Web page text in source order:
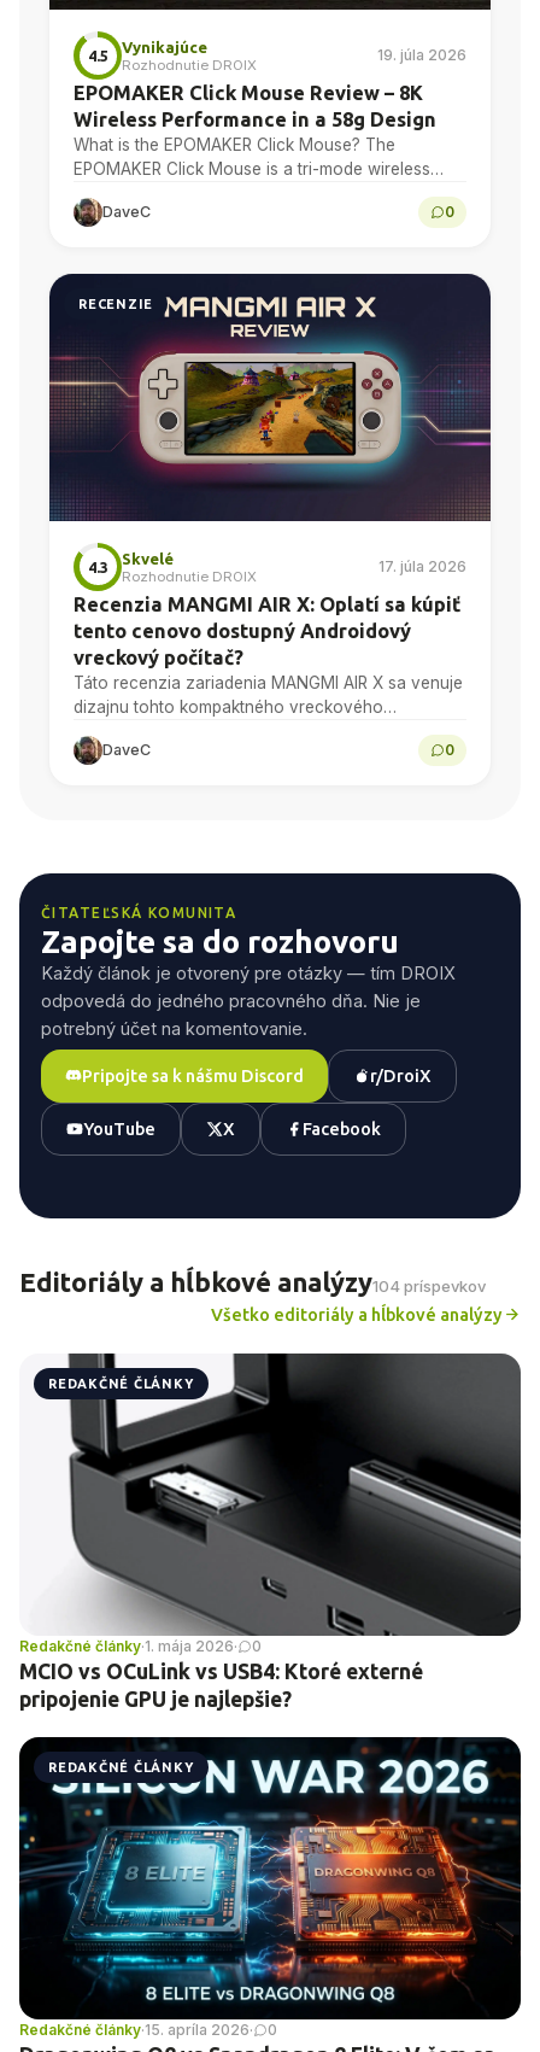
4.5
Vynikajúce
Rozhodnutie DROIX
19. júla 2026
EPOMAKER Click Mouse Review – 8K
Wireless Performance in a 58g Design
What is the EPOMAKER Click Mouse? The
EPOMAKER Click Mouse is a tri-mode wireless
gaming mouse with a PAW3950 optical sensor, a
58g chassis,...
DaveC 0
RECENZIE
4.3
Skvelé
Rozhodnutie DROIX
17. júla 2026
Recenzia MANGMI AIR X: Oplatí sa kúpiť
tento cenovo dostupný Androidový
vreckový počítač?
Táto recenzia zariadenia MANGMI AIR X sa venuje
dizajnu tohto kompaktného vreckového
zariadenia s operačným systémom Android, 5,5-
palcovému displeju s rozlíšením 1080p, výkonu
DaveC 0
ČITATEĽSKÁ KOMUNITA
Zapojte sa do rozhovoru
Každý článok je otvorený pre otázky — tím DROIX
odpovedá do jedného pracovného dňa. Nie je
potrebný účet na komentovanie.
Pripojte sa k nášmu Discord r/DroiX
YouTube X Facebook
Editoriály a hĺbkové analýzy104 príspevkov
Všetko editoriály a hĺbkové analýzy
REDAKČNÉ ČLÁNKY
Redakčné články·1. mája 2026· 0
MCIO vs OCuLink vs USB4: Ktoré externé
pripojenie GPU je najlepšie?
REDAKČNÉ ČLÁNKY
Redakčné články·15. apríla 2026· 0